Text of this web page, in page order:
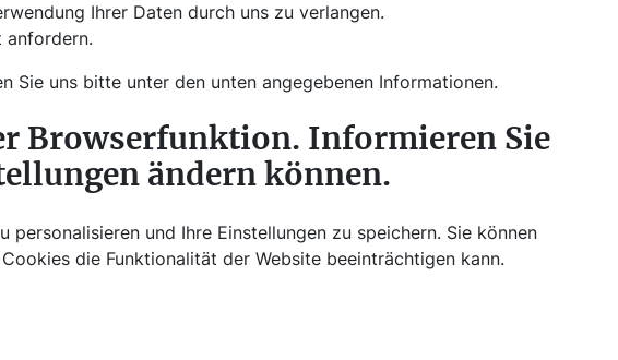
Ihrer Daten durch uns zu verlangen.
anfordern.
Sie uns bitte unter den unten angegebenen Informationen.
Browserfunktion. Informieren Sie
ändern können.
und Ihre Einstellungen zu speichern. Sie können
die Funktionalität der Website beeinträchtigen kann.